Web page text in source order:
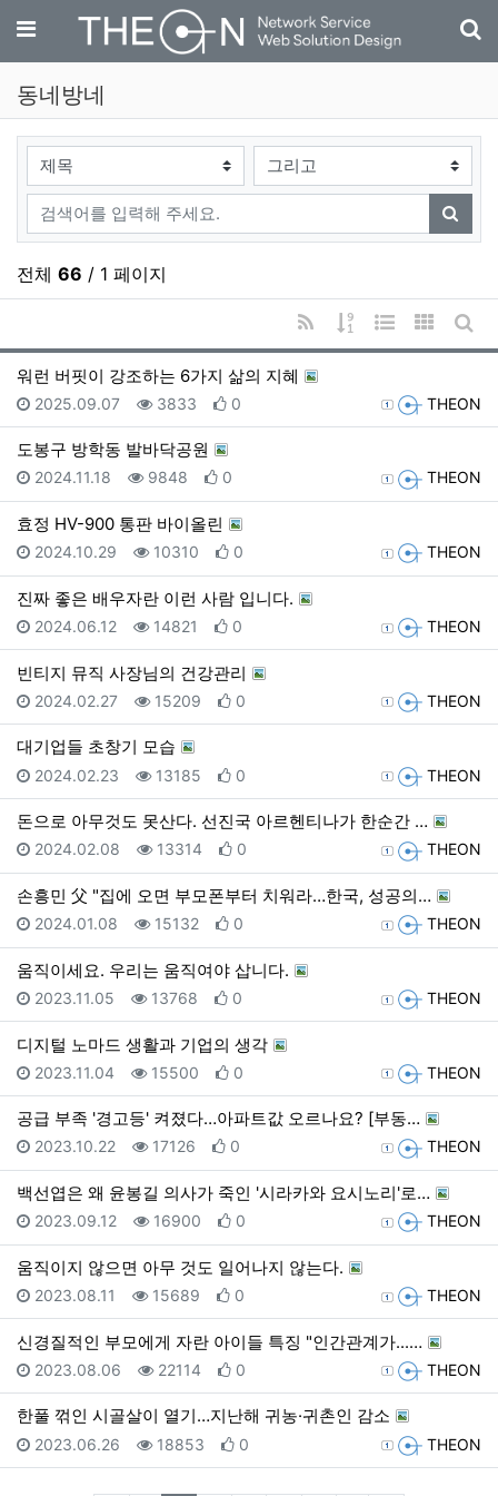
메뉴
동네방네
검색대상
검색어
검색
전체 66 / 1 페이지
RSS
게시물 정렬
웹진 스타일
갤러리게
워런 버핏이 강조하는 6가지 삶의 지혜
등록자 THEON
등록일
2025.09.07 조회
3833 추천
0
도봉구 방학동 발바닥공원
등록자 THEON
등록일
2024.11.18 조회
9848 추천
0
효정 HV-900 통판 바이올린
등록자 THEON
등록일
2024.10.29 조회
10310 추천
0
진짜 좋은 배우자란 이런 사람 입니다.
등록자 THEON
등록일
2024.06.12 조회
14821 추천
0
빈티지 뮤직 사장님의 건강관리
등록자 THEON
등록일
2024.02.27 조회
15209 추천
0
대기업들 초창기 모습
등록자 THEON
등록일
2024.02.23 조회
13185 추천
0
돈으로 아무것도 못산다. 선진국 아르헨티나가 한순간 …
등록자 THEON
등록일
2024.02.08 조회
13314 추천
0
손흥민 父 "집에 오면 부모폰부터 치워라…한국, 성공의…
등록자 THEON
등록일
2024.01.08 조회
15132 추천
0
움직이세요. 우리는 움직여야 삽니다.
등록자 THEON
등록일
2023.11.05 조회
13768 추천
0
디지털 노마드 생활과 기업의 생각
등록자 THEON
등록일
2023.11.04 조회
15500 추천
0
공급 부족 '경고등' 켜졌다…아파트값 오르나요? [부동…
등록자 THEON
등록일
2023.10.22 조회
17126 추천
0
백선엽은 왜 윤봉길 의사가 죽인 '시라카와 요시노리'로…
등록자 THEON
등록일
2023.09.12 조회
16900 추천
0
움직이지 않으면 아무 것도 일어나지 않는다.
등록자 THEON
등록일
2023.08.11 조회
15689 추천
0
신경질적인 부모에게 자란 아이들 특징 "인간관계가...…
등록자 THEON
등록일
2023.08.06 조회
22114 추천
0
한풀 꺾인 시골살이 열기…지난해 귀농·귀촌인 감소
등록자 THEON
등록일
2023.06.26 조회
18853 추천
0